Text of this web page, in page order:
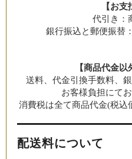
【お支
代引き：
銀行振込と郵便振替
【商品代金以
送料、代金引換手数料、
お客様負担にて
消費税は全て商品代金(税込
配送料について